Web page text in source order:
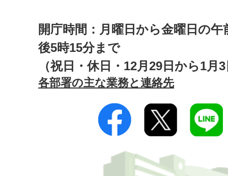
開庁時間：月曜日から金曜日の午
後5時15分まで
（祝日・休日・12月29日から1月
各部署の主な業務と連絡先